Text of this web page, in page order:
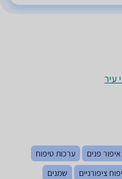
עיר
איפור פנים
ערכות טיפוח
ציפורניים
שמנים